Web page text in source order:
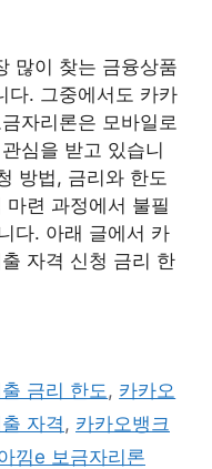
많이 찾는 금융상품
다. 그중에서도 카카
자리론은 모바일로
심을 받고 있습니
방법, 금리와 한도
련 과정에서 불필
다. 아래 글에서 카
자격 신청 금리 한
금리 한도 , 카카오
자격 , 카카오뱅크
낌e 보금자리론